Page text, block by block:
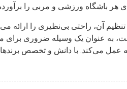
تنظیم آن، راحتی بی‌نظیری را ارائه
به عنوان یک وسیله ضروری برای